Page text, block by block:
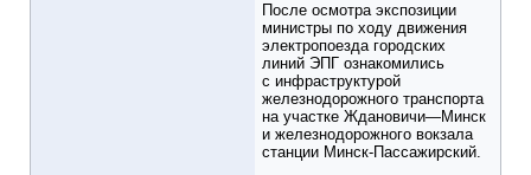
После осмотра экспозиции
министры по ходу движения
электропоезда городских
линий ЭПГ ознакомились
с инфраструктурой
железнодорожного транспорта
на участке Ждановичи—Минск
и железнодорожного вокзала
станции Минск-Пассажирский.